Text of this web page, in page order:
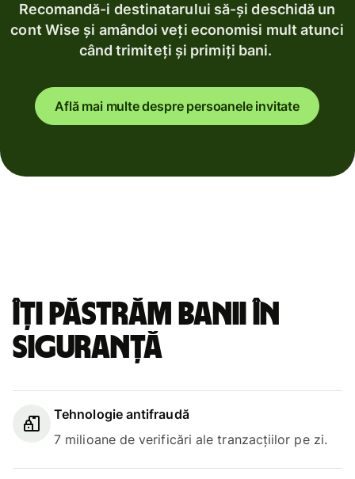
Recomandă-i destinatarului să-și deschidă un
cont Wise și amândoi veți economisi mult atunci
când trimiteți și primiți bani.
Află mai multe despre persoanele invitate
Îți păstrăm banii în
siguranță
Tehnologie antifraudă
7 milioane de verificări ale tranzacțiilor pe zi.